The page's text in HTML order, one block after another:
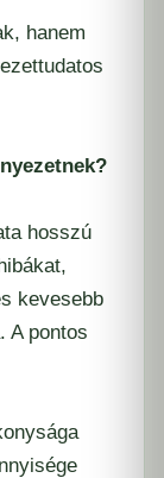
hanem
hosszú
kevesebb
A pontos